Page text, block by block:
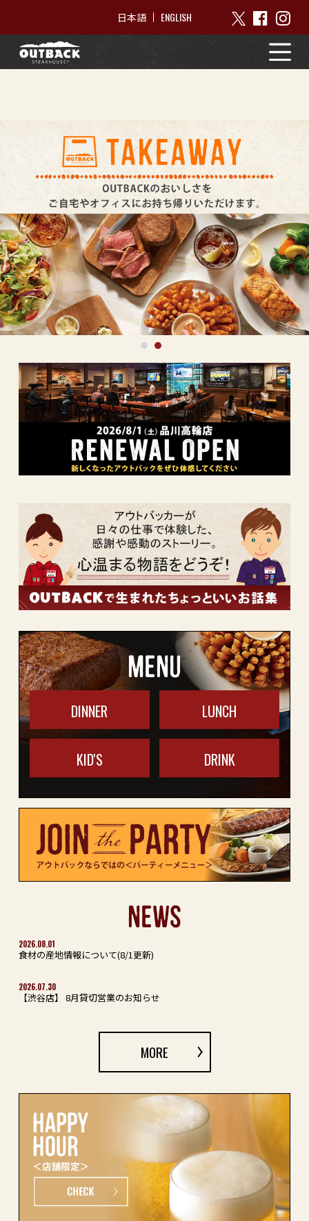
日本語 ENGLISH
MENU
DINNER LUNCH
KID'S DRINK
NEWS
2026.08.01
食材の産地情報について(8/1更新)
2026.07.30
【渋谷店】 8月貸切営業のお知らせ
MORE